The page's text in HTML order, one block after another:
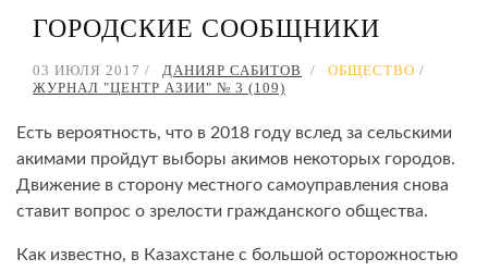
ГОРОДСКИЕ СООБЩНИКИ
03 ИЮЛЯ 2017 ДАНИЯР САБИТОВ
ОБЩЕСТВО
ЖУРНАЛ "ЦЕНТР АЗИИ" № 3 (109)
Есть вероятность, что в 2018 году вслед за сельскими
акимами пройдут выборы акимов некоторых городов.
Движение в сторону местного самоуправления снова
ставит вопрос о зрелости гражданского общества.
Как известно, в Казахстане с большой осторожностью